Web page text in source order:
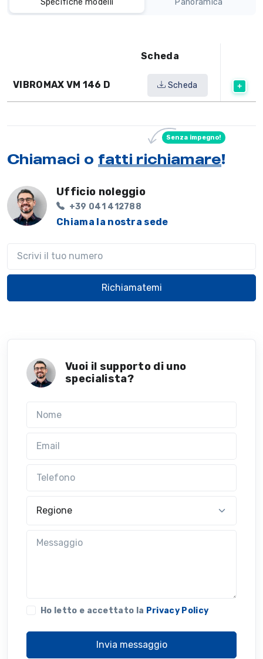
Scheda
VIBROMAX VM 146 D Scheda
Chiamaci o fatti richiamare!
Senza impegno!
Ufficio noleggio
+39 041 412788
Chiama la nostra sede
Richiamatemi
Vuoi il supporto di uno
specialista?
Ho letto e accettato la Privacy Policy
Invia messaggio